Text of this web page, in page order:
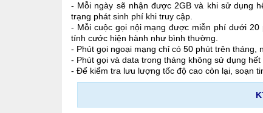
- Mỗi ngày sẽ nhận được 2GB và khi sử dụng
trạng phát sinh phí khi truy cập.
- Mỗi cuộc gọi nội mạng được miễn phí dưới
tính cước hiện hành như bình thường.
- Phút gọi ngoại mạng chỉ có 50 phút trên
- Phút gọi và data trong tháng không sử dụng
- Để kiểm tra lưu lượng tốc độ cao còn lại, soạn